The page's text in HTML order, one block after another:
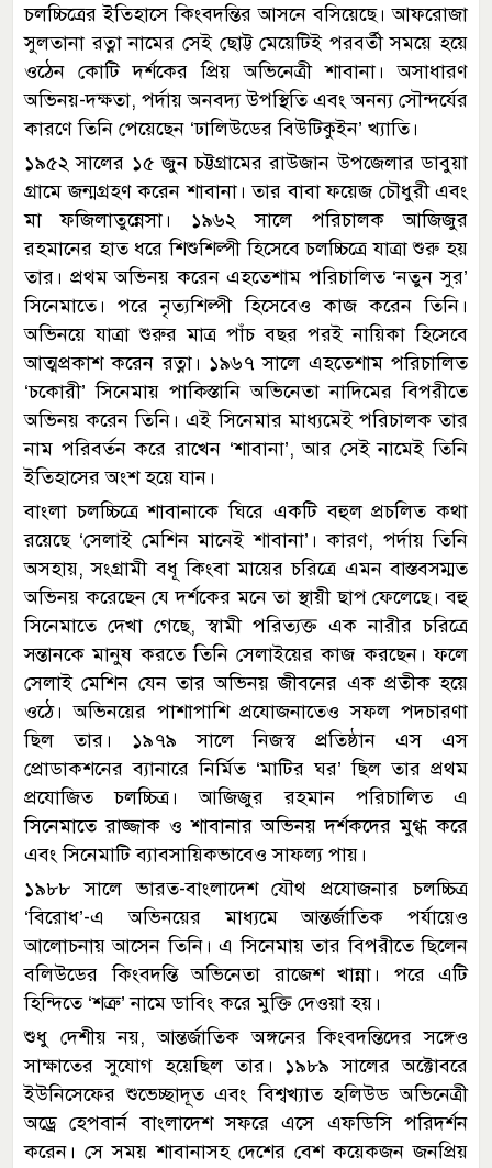
চলচ্চিত্রের ইতিহাসে কিংবদন্তির আসনে বসিয়েছে। আফরোজা
সুলতানা রত্না নামের সেই ছোট্ট মেয়েটিই পরবর্তী সময়ে হয়ে
ওঠেন কোটি দর্শকের প্রিয় অভিনেত্রী শাবানা। অসাধারণ
অভিনয়-দক্ষতা, পর্দায় অনবদ্য উপস্থিতি এবং অনন্য সৌন্দর্যের
কারণে তিনি পেয়েছেন ‘ঢালিউডের বিউটিকুইন’ খ্যাতি।
১৯৫২ সালের ১৫ জুন চট্টগ্রামের রাউজান উপজেলার ডাবুয়া
গ্রামে জন্মগ্রহণ করেন শাবানা। তার বাবা ফয়েজ চৌধুরী এবং
মা ফজিলাতুন্নেসা। ১৯৬২ সালে পরিচালক আজিজুর
রহমানের হাত ধরে শিশুশিল্পী হিসেবে চলচ্চিত্রে যাত্রা শুরু হয়
তার। প্রথম অভিনয় করেন এহতেশাম পরিচালিত ‘নতুন সুর’
সিনেমাতে। পরে নৃত্যশিল্পী হিসেবেও কাজ করেন তিনি।
অভিনয়ে যাত্রা শুরুর মাত্র পাঁচ বছর পরই নায়িকা হিসেবে
আত্মপ্রকাশ করেন রত্না। ১৯৬৭ সালে এহতেশাম পরিচালিত
‘চকোরী’ সিনেমায় পাকিস্তানি অভিনেতা নাদিমের বিপরীতে
অভিনয় করেন তিনি। এই সিনেমার মাধ্যমেই পরিচালক তার
নাম পরিবর্তন করে রাখেন ‘শাবানা’, আর সেই নামেই তিনি
ইতিহাসের অংশ হয়ে যান।
বাংলা চলচ্চিত্রে শাবানাকে ঘিরে একটি বহুল প্রচলিত কথা
রয়েছে ‘সেলাই মেশিন মানেই শাবানা’। কারণ, পর্দায় তিনি
অসহায়, সংগ্রামী বধূ কিংবা মায়ের চরিত্রে এমন বাস্তবসম্মত
অভিনয় করেছেন যে দর্শকের মনে তা স্থায়ী ছাপ ফেলেছে। বহু
সিনেমাতে দেখা গেছে, স্বামী পরিত্যক্ত এক নারীর চরিত্রে
সন্তানকে মানুষ করতে তিনি সেলাইয়ের কাজ করছেন। ফলে
সেলাই মেশিন যেন তার অভিনয় জীবনের এক প্রতীক হয়ে
ওঠে। অভিনয়ের পাশাপাশি প্রযোজনাতেও সফল পদচারণা
ছিল তার। ১৯৭৯ সালে নিজস্ব প্রতিষ্ঠান এস এস
প্রোডাকশনের ব্যানারে নির্মিত ‘মাটির ঘর’ ছিল তার প্রথম
প্রযোজিত চলচ্চিত্র। আজিজুর রহমান পরিচালিত এ
সিনেমাতে রাজ্জাক ও শাবানার অভিনয় দর্শকদের মুগ্ধ করে
এবং সিনেমাটি ব্যাবসায়িকভাবেও সাফল্য পায়।
১৯৮৮ সালে ভারত-বাংলাদেশ যৌথ প্রযোজনার চলচ্চিত্র
‘বিরোধ’-এ অভিনয়ের মাধ্যমে আন্তর্জাতিক পর্যায়েও
আলোচনায় আসেন তিনি। এ সিনেমায় তার বিপরীতে ছিলেন
বলিউডের কিংবদন্তি অভিনেতা রাজেশ খান্না। পরে এটি
হিন্দিতে ‘শত্রু’ নামে ডাবিং করে মুক্তি দেওয়া হয়।
শুধু দেশীয় নয়, আন্তর্জাতিক অঙ্গনের কিংবদন্তিদের সঙ্গেও
সাক্ষাতের সুযোগ হয়েছিল তার। ১৯৮৯ সালের অক্টোবরে
ইউনিসেফের শুভেচ্ছাদূত এবং বিশ্বখ্যাত হলিউড অভিনেত্রী
অড্রে হেপবার্ন বাংলাদেশ সফরে এসে এফডিসি পরিদর্শন
করেন। সে সময় শাবানাসহ দেশের বেশ কয়েকজন জনপ্রিয়